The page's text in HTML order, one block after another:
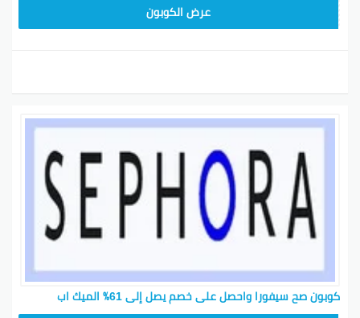
عرض الكوبون
كوبون صح سيفورا واحصل على خصم يصل إلى 61٪ الميك اب